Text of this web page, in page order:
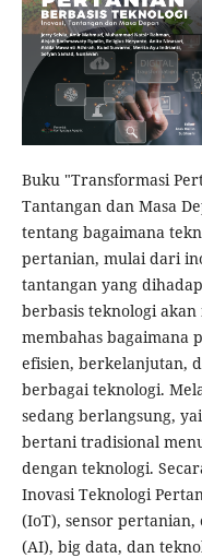
Buku "Transformasi
Tantangan dan Masa
tentang bagaimana
pertanian, mulai dari
tantangan yang
berbasis teknologi
membahas bagaimana
efisien, berkelanjutan,
berbagai teknologi.
sedang berlangsung,
bertani tradisional
dengan teknologi.
Inovasi Teknologi
(IoT), sensor pertanian,
(AI), big data, dan